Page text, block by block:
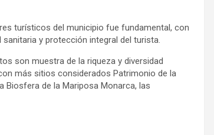
turísticos del municipio fue fundamental, con
y protección integral del turista.
son muestra de la riqueza y diversidad
más sitios considerados Patrimonio de la
Biosfera de la Mariposa Monarca, las